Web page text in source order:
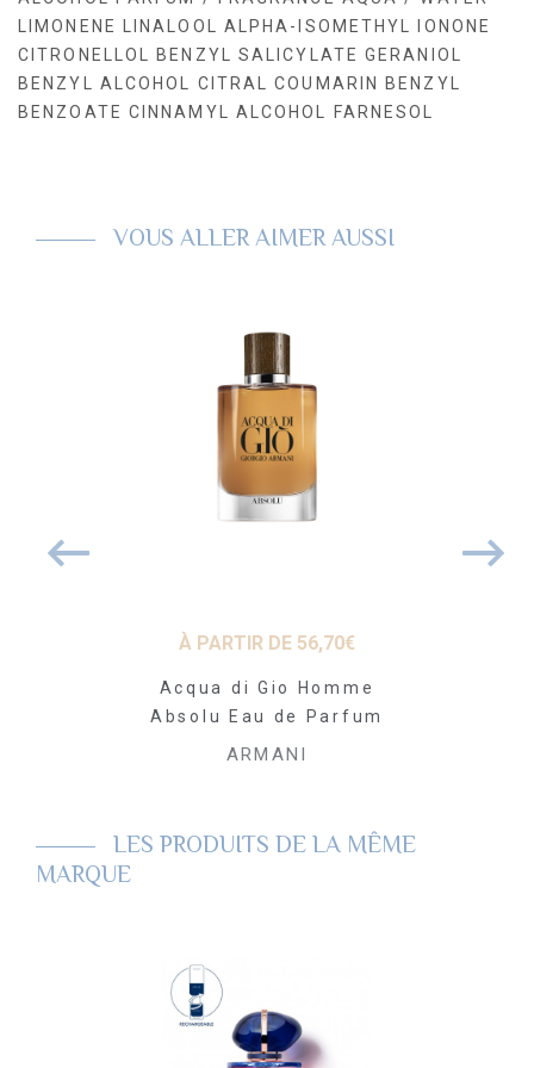
LIMONENE LINALOOL ALPHA-ISOMETHYL IONONE
CITRONELLOL BENZYL SALICYLATE GERANIOL
BENZYL ALCOHOL CITRAL COUMARIN BENZYL
BENZOATE CINNAMYL ALCOHOL FARNESOL
VOUS ALLER AIMER AUSSI
À PARTIR DE 56,70€
Acqua di Gio Homme
Absolu Eau de Parfum
ARMANI
LES PRODUITS DE LA MÊME
MARQUE